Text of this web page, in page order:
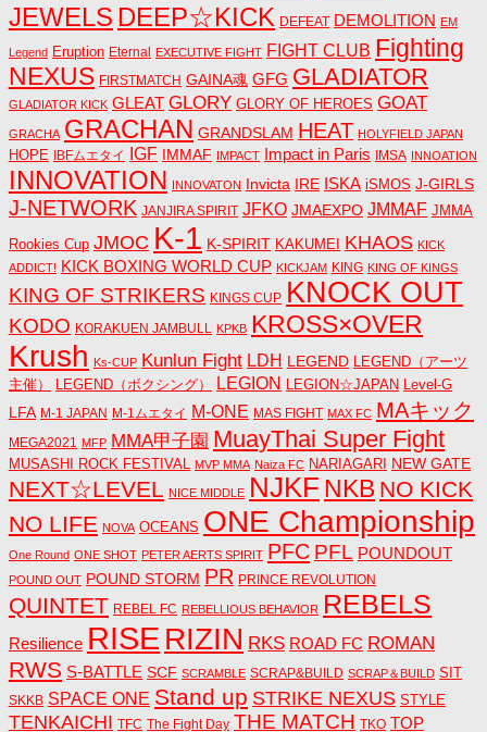
JEWELS DEEP☆KICK DEFEAT DEMOLITION EM
Legend Eruption Eternal EXECUTIVE FIGHT FIGHT CLUB Fighting
NEXUS FIRSTMATCH GAINA魂 GFG GLADIATOR
GLADIATOR KICK GLEAT GLORY GLORY OF HEROES GOAT
GRACHA GRACHAN GRANDSLAM HEAT HOLYFIELD JAPAN
HOPE IBFムエタイ IGF IMMAF IMPACT Impact in Paris IMSA INNOATION
INNOVATION INNOVATON Invicta IRE ISKA iSMOS J-GIRLS
J-NETWORK JANJIRA SPIRIT JFKO JMAEXPO JMMAF JMMA
Rookies Cup JMOC K-1 K-SPIRIT KAKUMEI KHAOS KICK
ADDICT! KICK BOXING WORLD CUP KICKJAM KING KING OF KINGS
KING OF STRIKERS KINGS CUP KNOCK OUT
KODO KORAKUEN JAMBULL KPKB KROSS×OVER
Krush Ks-CUP Kunlun Fight LDH LEGEND
LEGEND（アーツ
主催）
LEGEND（ボクシング） LEGION LEGION☆JAPAN Level-G
LFA M-1 JAPAN M-1ムエタイ M-ONE MAS FIGHT MAX FC MAキック
MEGA2021 MFP MMA甲子園 MuayThai Super Fight
MUSASHI ROCK FESTIVAL MVP MMA Naiza FC NARIAGARI NEW GATE
NEXT☆LEVEL NICE MIDDLE NJKF NKB NO KICK
NO LIFE NOVA OCEANS ONE Championship
One Round ONE SHOT PETER AERTS SPIRIT PFC PFL POUNDOUT
POUND OUT POUND STORM PR PRINCE REVOLUTION
QUINTET REBEL FC REBELLIOUS BEHAVIOR REBELS
Resilience RISE RIZIN RKS ROAD FC ROMAN
RWS S-BATTLE SCF SCRAMBLE SCRAP&BUILD SCRAP＆BUILD SIT
SKKB SPACE ONE Stand up STRIKE NEXUS STYLE
TENKAICHI TFC The Fight Day THE MATCH TKO TOP